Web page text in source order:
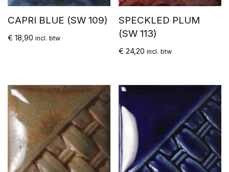
CAPRI BLUE (SW 109)
€ 18,90 incl. btw
SPECKLED PLUM
(SW 113)
€ 24,20 incl. btw